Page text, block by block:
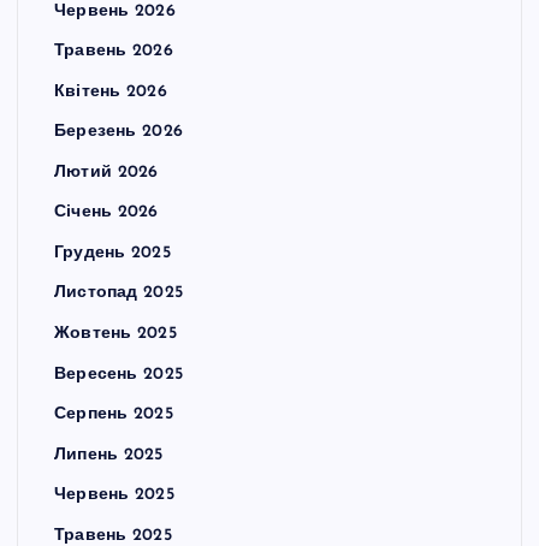
Червень 2026
Травень 2026
Квітень 2026
Березень 2026
Лютий 2026
Січень 2026
Грудень 2025
Листопад 2025
Жовтень 2025
Вересень 2025
Серпень 2025
Липень 2025
Червень 2025
Травень 2025